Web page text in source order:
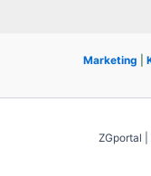
Marketing
ZGportal